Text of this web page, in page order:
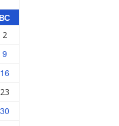
ВС
2
9
16
23
30